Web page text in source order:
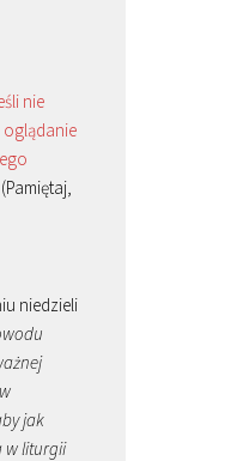
nie
(Pamiętaj,
niedzieli
jak
w liturgii